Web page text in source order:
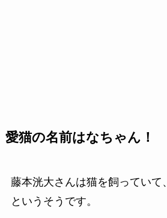
愛猫の名前はなちゃん！
藤本洸大さんは猫を飼っていて
というそうです。